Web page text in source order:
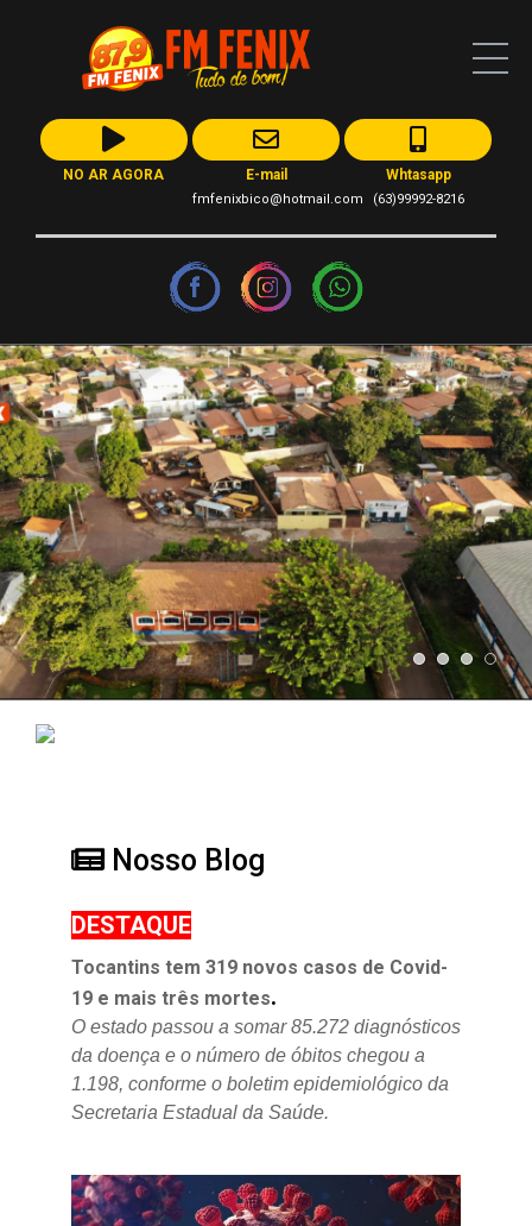
NO AR AGORA E-mail
fmfenixbico@hotmail.com
Whtasapp
(63)99992-8216
Nosso Blog
DESTAQUE
Tocantins tem 319 novos casos de Covid-
19 e mais três mortes.
O estado passou a somar 85.272 diagnósticos
da doença e o número de óbitos chegou a
1.198, conforme o boletim epidemiológico da
Secretaria Estadual da Saúde.